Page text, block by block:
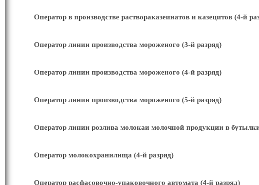
Оператор в производстве раствораказеинатов и казецитов (4-й
Оператор линии производства мороженого (3-й разряд)
Оператор линии производства мороженого (4-й разряд)
Оператор линии производства мороженого (5-й разряд)
Оператор линии розлива молокаи молочной продукции в
Оператор молокохранилища (4-й разряд)
Оператор расфасовочно-упаковочного автомата (4-й разряд)